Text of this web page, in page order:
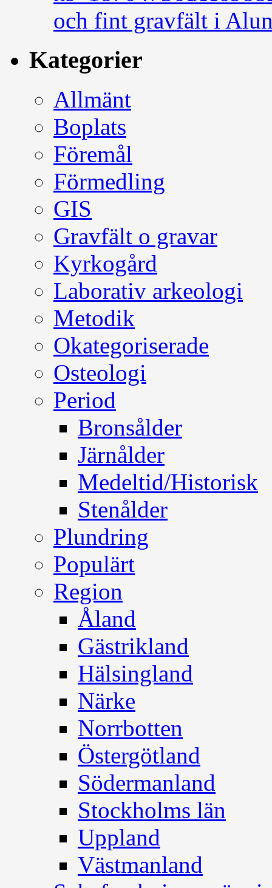
och fint gravfält i
Kategorier
Allmänt
Boplats
Föremål
Förmedling
GIS
Gravfält o gravar
Kyrkogård
Laborativ arkeologi
Metodik
Okategoriserade
Osteologi
Period
Bronsålder
Järnålder
Medeltid/Historisk
Stenålder
Plundring
Populärt
Region
Åland
Gästrikland
Hälsingland
Närke
Norrbotten
Östergötland
Södermanland
Stockholms län
Uppland
Västmanland